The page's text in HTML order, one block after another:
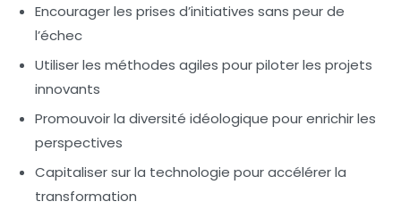
Encourager les prises d’initiatives sans peur de
l’échec
Utiliser les méthodes agiles pour piloter les projets
innovants
Promouvoir la diversité idéologique pour enrichir les
perspectives
Capitaliser sur la technologie pour accélérer la
transformation